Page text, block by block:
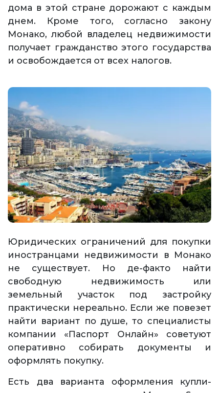
дома в этой стране дорожают с каждым
днем. Кроме того, согласно закону
Монако, любой владелец недвижимости
получает гражданство этого государства
и освобождается от всех налогов.
Юридических ограничений для покупки
иностранцами недвижимости в Монако
не существует. Но де-факто найти
свободную недвижимость или
земельный участок под застройку
практически нереально. Если же повезет
найти вариант по душе, то специалисты
компании «Паспорт Онлайн» советуют
оперативно собирать документы и
оформлять покупку.
Есть два варианта оформления купли-